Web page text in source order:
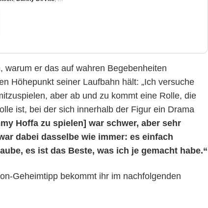
warum er das auf wahren Begebenheiten
Höhepunkt seiner Laufbahn hält: „Ich versuche
aber ab und zu kommt eine Rolle, die
ist, bei der sich innerhalb der Figur ein Drama
Hoffa zu spielen] war schwer, aber sehr
dabei dasselbe wie immer: es einfach
es ist das Beste, was ich je gemacht habe.“
Geheimtipp bekommt ihr im nachfolgenden